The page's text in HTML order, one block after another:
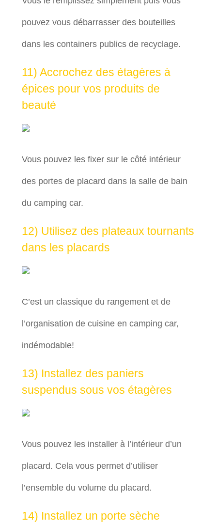
pouvez vous débarrasser des bouteilles
dans les containers publics de recyclage.
11) Accrochez des étagères à
épices pour vos produits de
beauté
Vous pouvez les fixer sur le côté intérieur
des portes de placard dans la salle de bain
du camping car.
12) Utilisez des plateaux tournants
dans les placards
C’est un classique du rangement et de
l’organisation de cuisine en camping car,
indémodable!
13) Installez des paniers
suspendus sous vos étagères
Vous pouvez les installer à l’intérieur d’un
placard. Cela vous permet d’utiliser
l’ensemble du volume du placard.
14) Installez un porte sèche